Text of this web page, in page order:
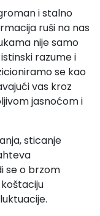
i stalno
ruši na nas
nije samo
razume i
se kao
vas kroz
jasnoćom i
sticanje
se o brzom